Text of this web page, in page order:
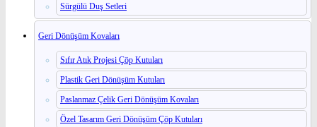
Sürgülü Duş Setleri
Geri Dönüşüm Kovaları
Sıfır Atık Projesi Çöp Kutuları
Plastik Geri Dönüşüm Kutuları
Paslanmaz Çelik Geri Dönüşüm Kovaları
Özel Tasarım Geri Dönüşüm Çöp Kutuları